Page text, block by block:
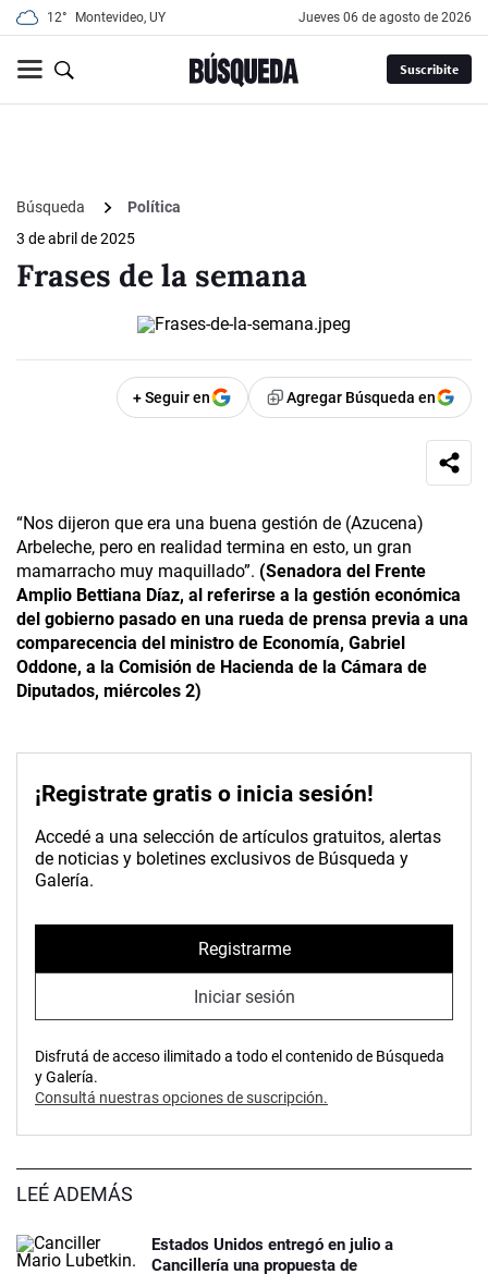
12° Montevideo, UY jueves 06 de agosto de 2026
Suscribite
Búsqueda
Política
3 de abril de 2025
Frases de la semana
+ Seguir en Agregar Búsqueda en
“Nos dijeron que era una buena gestión de (Azucena)
Arbeleche, pero en realidad termina en esto, un gran
mamarracho muy maquillado”. (Senadora del Frente
Amplio Bettiana Díaz, al referirse a la gestión económica
del gobierno pasado en una rueda de prensa previa a una
comparecencia del ministro de Economía, Gabriel
Oddone, a la Comisión de Hacienda de la Cámara de
Diputados, miércoles 2)
¡Registrate gratis o inicia sesión!
Accedé a una selección de artículos gratuitos, alertas
de noticias y boletines exclusivos de Búsqueda y
Galería.
Registrarme
Iniciar sesión
Disfrutá de acceso ilimitado a todo el contenido de Búsqueda
y Galería.
Consultá nuestras opciones de suscripción.
LEÉ ADEMÁS
Estados Unidos entregó en julio a
Cancillería una propuesta de